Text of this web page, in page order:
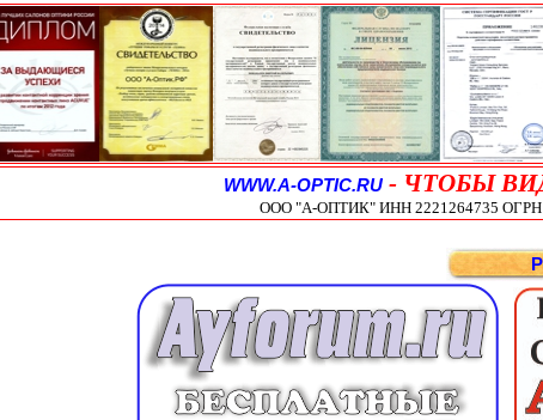
WWW.A-OPTIC.RU - ЧТОБЫ
ООО "А-ОПТИК" ИНН 2221264735 ОГРН